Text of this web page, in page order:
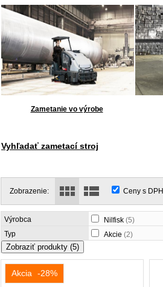
Zametanie vo výrobe
Vyhľadať zametací stroj
Zobrazenie: Ceny s DPH
Výrobca Nilfisk (5)
Typ
Akcie (2)
Zobraziť produkty (5)
Akcia -28%